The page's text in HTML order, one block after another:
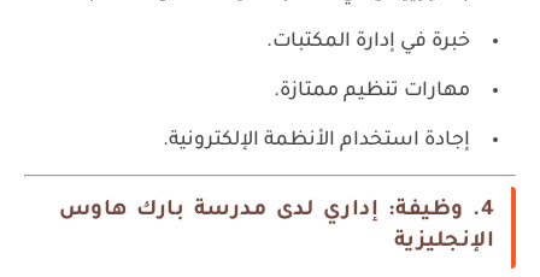
خبرة في إدارة المكتبات.
مهارات تنظيم ممتازة.
إجادة استخدام الأنظمة الإلكترونية.
4. وظيفة: إداري لدى مدرسة بارك هاوس
الإنجليزية